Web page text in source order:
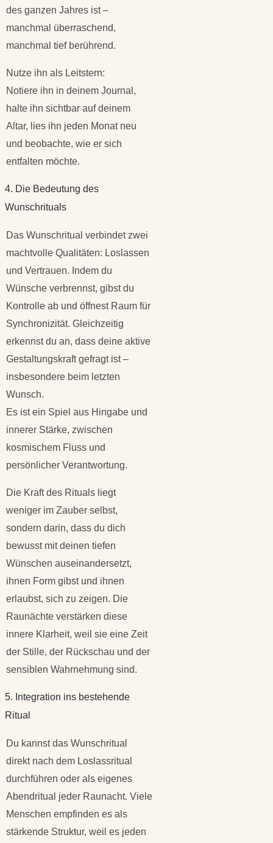
des ganzen Jahres ist –
manchmal überraschend,
manchmal tief berührend.
Nutze ihn als Leitstern:
Notiere ihn in deinem Journal,
halte ihn sichtbar auf deinem
Altar, lies ihn jeden Monat neu
und beobachte, wie er sich
entfalten möchte.
4. Die Bedeutung des
Wunschrituals
Das Wunschritual verbindet zwei
machtvolle Qualitäten: Loslassen
und Vertrauen. Indem du
Wünsche verbrennst, gibst du
Kontrolle ab und öffnest Raum für
Synchronizität. Gleichzeitig
erkennst du an, dass deine aktive
Gestaltungskraft gefragt ist –
insbesondere beim letzten
Wunsch.
Es ist ein Spiel aus Hingabe und
innerer Stärke, zwischen
kosmischem Fluss und
persönlicher Verantwortung.
Die Kraft des Rituals liegt
weniger im Zauber selbst,
sondern darin, dass du dich
bewusst mit deinen tiefen
Wünschen auseinandersetzt,
ihnen Form gibst und ihnen
erlaubst, sich zu zeigen. Die
Raunächte verstärken diese
innere Klarheit, weil sie eine Zeit
der Stille, der Rückschau und der
sensiblen Wahrnehmung sind.
5. Integration ins bestehende
Ritual
Du kannst das Wunschritual
direkt nach dem Loslassritual
durchführen oder als eigenes
Abendritual jeder Raunacht. Viele
Menschen empfinden es als
stärkende Struktur, weil es jeden